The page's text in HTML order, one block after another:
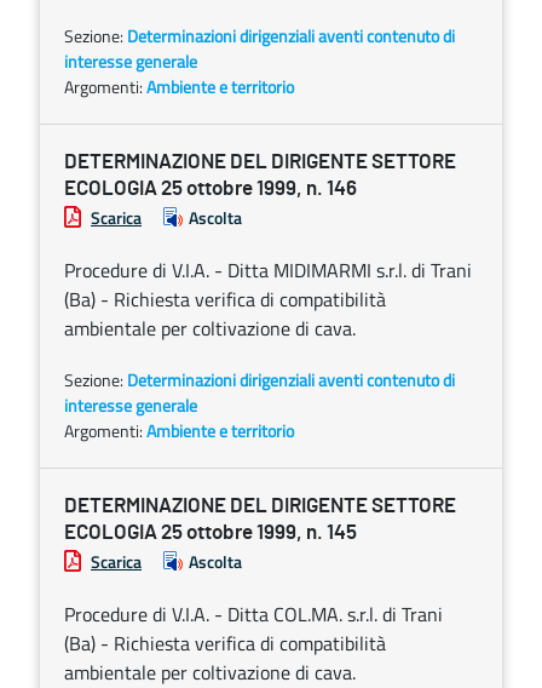
Sezione: Determinazioni dirigenziali aventi contenuto di
interesse generale
Argomenti:Ambiente e territorio
DETERMINAZIONE DEL DIRIGENTE SETTORE
ECOLOGIA 25 ottobre 1999, n. 146
Scarica Ascolta
Procedure di V.I.A. - Ditta MIDIMARMI s.r.l. di Trani
(Ba) - Richiesta verifica di compatibilità
ambientale per coltivazione di cava.
Sezione: Determinazioni dirigenziali aventi contenuto di
interesse generale
Argomenti:Ambiente e territorio
DETERMINAZIONE DEL DIRIGENTE SETTORE
ECOLOGIA 25 ottobre 1999, n. 145
Scarica Ascolta
Procedure di V.I.A. - Ditta COL.MA. s.r.l. di Trani
(Ba) - Richiesta verifica di compatibilità
ambientale per coltivazione di cava.